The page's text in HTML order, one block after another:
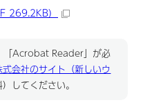
269.2KB）
「Acrobat Reader」が必
式会社のサイト（新しいウ
してください。